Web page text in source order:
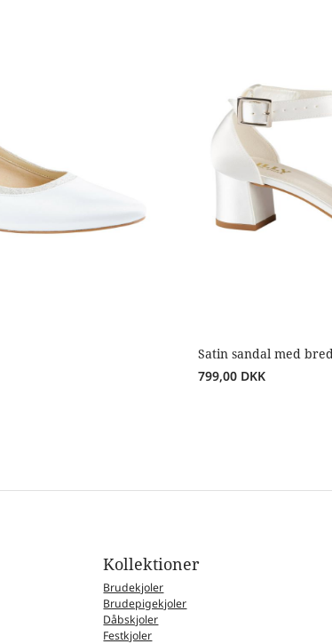
Satin sandal med
799,00 DKK
Kollektioner
Brudekjoler
Brudepigekjoler
Dåbskjoler
Festkjoler